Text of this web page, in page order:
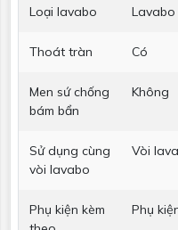
Loại lavabo
Thoát tràn Có
Men sứ chống
bám bẩn
Không
Sử dụng cùng
vòi lavabo
Vòi
Phụ kiện kèm
Phụ